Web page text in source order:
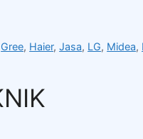
Gree, Haier,Jasa, LG, Midea,